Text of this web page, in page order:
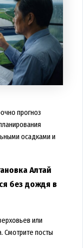
прогноз
осадками и
Алтай
без дождя в
или
Смотрите посты